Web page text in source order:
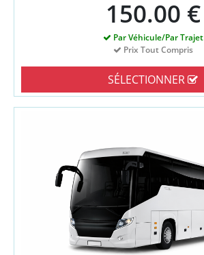
150.00 €
Par Véhicule/Par Trajet
Prix Tout Compris
SÉLECTIONNER